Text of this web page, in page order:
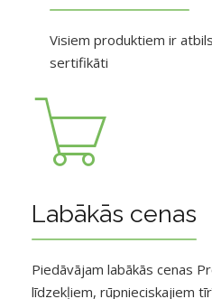
Visiem produktiem ir
sertifikāti
Labākās cenas
Piedāvājam labākās cenas
līdzekļiem, rūpnieciskajiem